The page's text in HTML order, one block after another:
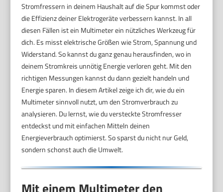
Stromfressern in deinem Haushalt auf die Spur kommst oder
die Effizienz deiner Elektrogeräte verbessern kannst. In all
diesen Fällen ist ein Multimeter ein nützliches Werkzeug für
dich. Es misst elektrische Größen wie Strom, Spannung und
Widerstand. So kannst du ganz genau herausfinden, wo in
deinem Stromkreis unnötig Energie verloren geht. Mit den
richtigen Messungen kannst du dann gezielt handeln und
Energie sparen. In diesem Artikel zeige ich dir, wie du ein
Multimeter sinnvoll nutzt, um den Stromverbrauch zu
analysieren. Du lernst, wie du versteckte Stromfresser
entdeckst und mit einfachen Mitteln deinen
Energieverbrauch optimierst. So sparst du nicht nur Geld,
sondern schonst auch die Umwelt.